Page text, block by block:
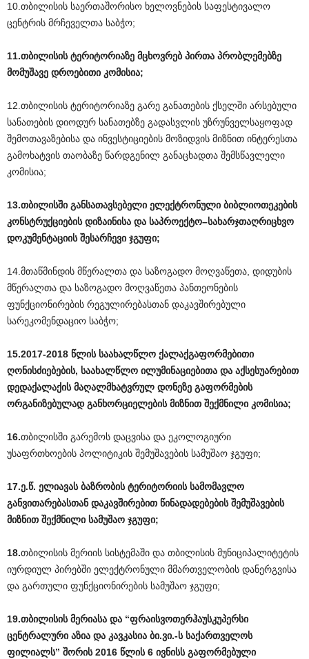
10.თბილისის საერთაშორისო ხელოვნების საფესტივალო
ცენტრის მრჩეველთა საბჭო;
11.თბილისის ტერიტორიაზე მცხოვრებ პირთა პრობლემებზე
მომუშავე დროებითი კომისია;
12.თბილისის ტერიტორიაზე გარე განათების ქსელში არსებული
სანათების დიოდურ სანათებზე გადასვლის უზრუნველსაყოფად
შემოთავაზებისა და ინვესტიციების მოზიდვის მიზნით ინტერესთა
გამოხატვის თაობაზე წარდგენილ განაცხადთა შემსწავლელი
კომისია;
13.თბილისში განსათავსებელი ელექტრონული ბიბლიოთეკების
კონსტრუქციების დიზაინისა და საპროექტო–სახარჯთაღრიცხვო
დოკუმენტაციის შესარჩევი ჯგუფი;
14.მთაწმინდის მწერალთა და საზოგადო მოღვაწეთა, დიდუბის
მწერალთა და საზოგადო მოღვაწეთა პანთეონების
ფუნქციონირების რეგულირებასთან დაკავშირებული
სარეკომენდაციო საბჭო;
15.2017-2018 წლის საახალწლო ქალაქგაფორმებითი
ღონისძიებების, საახალწლო ილუმინაციებითა და აქსესუარებით
დედაქალაქის მაღალმხატვრულ დონეზე გაფორმების
ორგანიზებულად განხორციელების მიზნით შექმნილი კომისია;
16.თბილისში გარემოს დაცვისა და ეკოლოგიური
უსაფრთხოების პოლიტიკის შემუშავების სამუშაო ჯგუფი;
17.ე.წ. ელიავას ბაზრობის ტერიტორიის სამომავლო
განვითარებასთან დაკავშირებით წინადადებების შემუშავების
მიზნით შექმნილი სამუშაო ჯგუფი;
18.თბილისის მერიის სისტემაში და თბილისის მუნიციპალიტეტის
იურდიულ პირებში ელექტრონული მმართველობის დანერგვისა
და გართული ფუნქციონირების სამუშაო ჯგუფი;
19.თბილისის მერიასა და “ფრაისვოთერჰაუსკუპერსი
ცენტრალური აზია და კავკასია ბი.ვი.-ს საქართველოს
ფილიალს” შორის2016 წლის6 ივნისს გაფორმებული